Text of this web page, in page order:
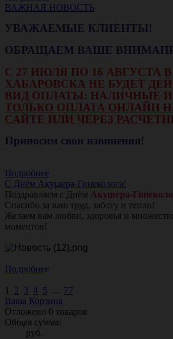
ВАЖНАЯ НОВОСТЬ
УВАЖАЕМЫЕ КЛИЕНТЫ!
ОБРАЩАЕМ ВАШЕ
С 27 ИЮЛЯ ПО 16 АВГУСТА
ХАБАРОВСКА НЕ БУДЕТ
ВИД ОПЛАТЫ: НАЛИЧНЫЕ
ТОЛЬКО ОПЛАТА ОНЛАЙН
САЙТЕ ИЛИ ЧЕРЕЗ
Приносим свои извинения!
Подробнее
С Днём Акушера-Гинеколога!
Поздравляем с Днём Акушера-
Спасибо за ваш труд, заботу и тепло!
Желаем вам любви, здоровья и
моментов!
Подробнее
1 2 3 4 5 ... 77
Ваша Корзина
Отложено 0 товаров
Общая сумма:
руб.